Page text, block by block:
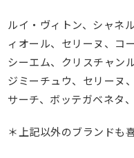
ルイ・ヴィトン、シャネ
ィオール、セリーヌ、コ
シーエム、クリスチャン
ジミーチュウ、セリーヌ
サーチ、ボッテガベネタ
＊上記以外のブランドも